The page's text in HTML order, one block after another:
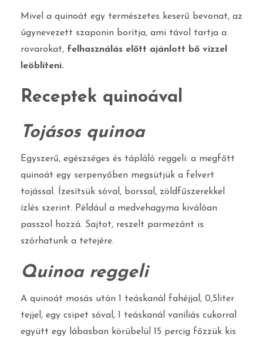
Mivel a quinoát egy természetes keserű bevonat, az
úgynevezett szaponin borítja, ami távol tartja a
rovarokat, felhasználás előtt ajánlott bő vízzel
leöblíteni.
Receptek quinoával
Tojásos quinoa
Egyszerű, egészséges és tápláló reggeli: a megfőtt
quinoát egy serpenyőben megsütjük a felvert
tojással. Ízesítsük sóval, borssal, zöldfűszerekkel
ízlés szerint. Például a medvehagyma kiválóan
passzol hozzá. Sajtot, reszelt parmezánt is
szórhatunk a tetejére.
Quinoa reggeli
A quinoát mosás után 1 teáskanál fahéjjal, 0,5liter
tejjel, egy csipet sóval, 1 teáskanál vaníliás cukorral
együtt egy lábasban körübelül 15 percig főzzük kis